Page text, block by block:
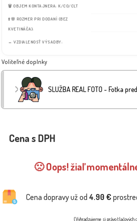
🗑️ OBJEM KONTAJNERA: K/CO/CLT
⬆️🌸 ROZMER PRI DODANÍ (BEZ
KVETINÁČA):
↔️ VZDIALENOSŤ VÝSADBY:
Voliteľné doplnky
SLUŽBA REAL FOTO - Fotka
Cena s DPH
🙁 Oops! žiaľ
Cena dopravy už od 4.90 €
(Vyhradzujeme si právo tlačových